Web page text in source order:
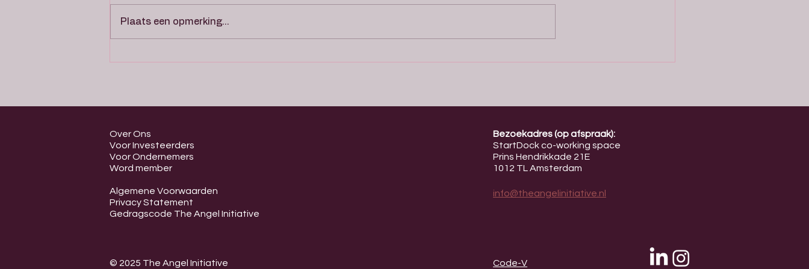
Waarom vrouwelijke business
What I Took Home from SIM
needs more diversity, more
Plaats een opmerking...
Over Ons
Voor Investeerders
Voor Ondernemers
Word member
Algemene Voorwaarden
Privacy Statement
Gedragscode The Angel Initiative
© 2025 The Angel Initiative
Bezoekadres (op afspraak):
StartDock co-working space
Prins Hendrikkade 21E
1012 TL Amsterdam
info@theangelinitiative.nl
Code-V